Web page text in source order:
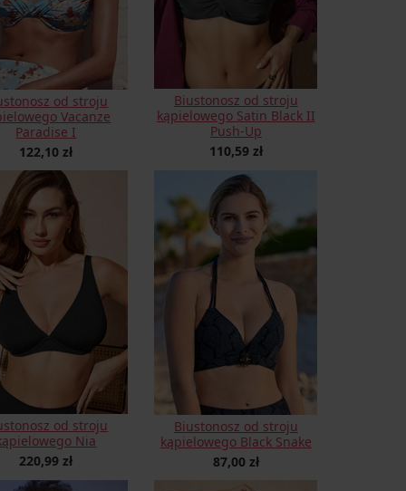
od stroju
Vacanze
Paradise I
122,10 zł
Biustonosz od stroju
kąpielowego Satin Black II
Push-Up
110,59 zł
od stroju
Nia
220,99 zł
Biustonosz od stroju
kąpielowego Black Snake
87,00 zł